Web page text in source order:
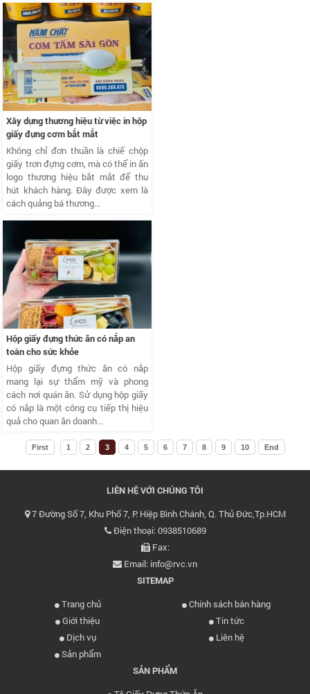
Xây dựng thương hiệu từ việc in hộp
giấy đựng cơm bắt mắt
Không chỉ đơn thuần là chiế chộp
giấy trơn đựng cơm, mà có thể in ấn
logo thương hiệu bắt mắt để thu
hút khách hàng. Đây được xem là
cách quảng bá thương...
Hộp giấy đựng thức ăn có nắp an
toàn cho sức khỏe
Hộp giấy đựng thức ăn có nắp
mang lại sự thẩm mỹ và phong
cách nơi quán ăn. Sử dụng hộp giấy
có nắp là một công cụ tiếp thị hiệu
quả cho quan ăn doanh...
First 1 2 3 4 5 6 7 8 9 10 End
LIÊN HỆ VỚI CHÚNG TÔI
7 Đường Số 7, Khu Phố 7, P. Hiệp Bình Chánh, Q. Thủ Đức,Tp.HCM
Điện thoại: 0938510689
Fax:
Email: info@rvc.vn
SITEMAP
Trang chủ
Chính sách bán hàng
Giới thiệu
Tin tức
Dịch vụ
Liên hệ
Sản phẩm
SẢN PHẨM